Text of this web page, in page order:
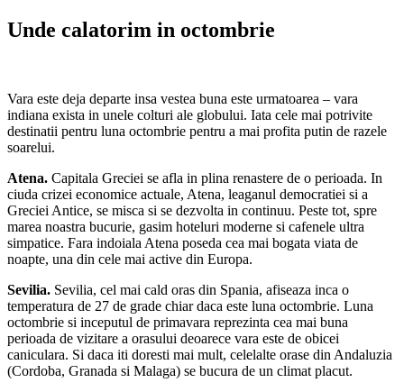
Unde calatorim in octombrie
Vara este deja departe insa vestea buna este urmatoarea – vara
indiana exista in unele colturi ale globului. Iata cele mai potrivite
destinatii pentru luna octombrie pentru a mai profita putin de razele
soarelui.
Atena. Capitala Greciei se afla in plina renastere de o perioada. In
ciuda crizei economice actuale, Atena, leaganul democratiei si a
Greciei Antice, se misca si se dezvolta in continuu. Peste tot, spre
marea noastra bucurie, gasim hoteluri moderne si cafenele ultra
simpatice. Fara indoiala Atena poseda cea mai bogata viata de
noapte, una din cele mai active din Europa.
Sevilia. Sevilia, cel mai cald oras din Spania, afiseaza inca o
temperatura de 27 de grade chiar daca este luna octombrie. Luna
octombrie si inceputul de primavara reprezinta cea mai buna
perioada de vizitare a orasului deoarece vara este de obicei
caniculara. Si daca iti doresti mai mult, celelalte orase din Andaluzia
(Cordoba, Granada si Malaga) se bucura de un climat placut.